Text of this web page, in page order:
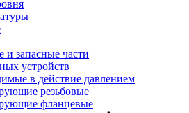
и запасные части
устройств
в действие давлением
резьбовые
фланцевые